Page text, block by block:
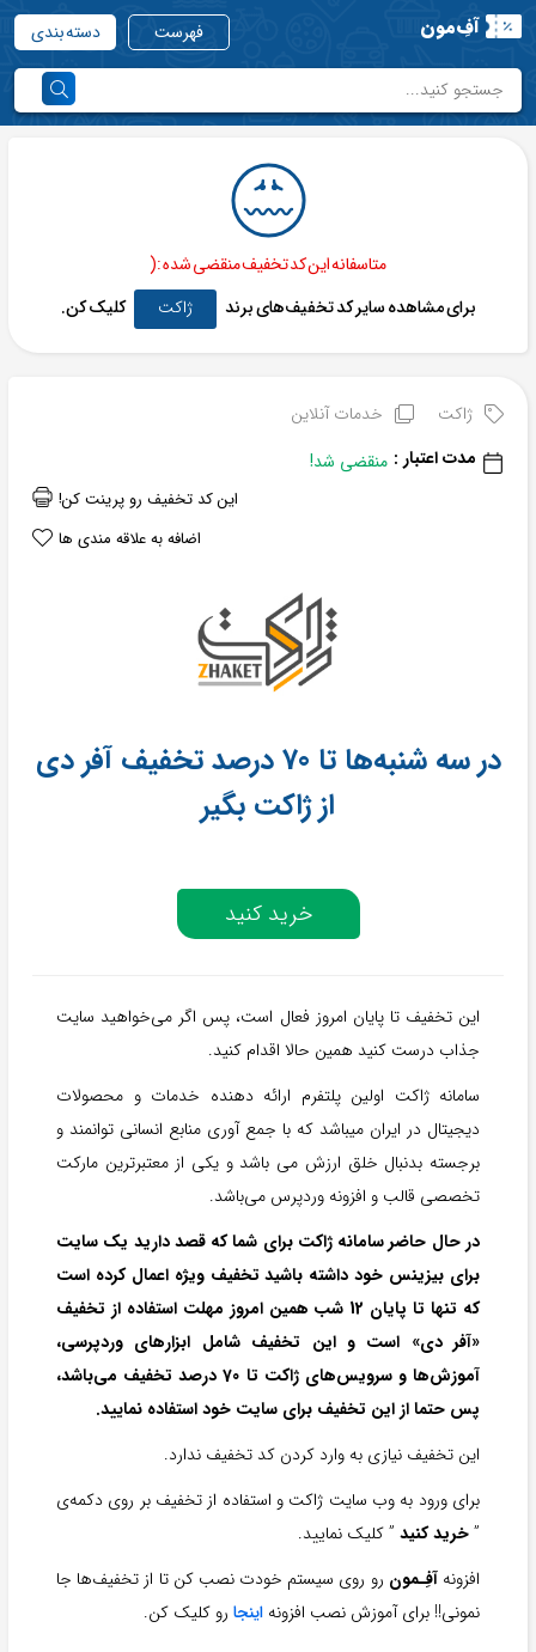
آفِ‌مون فهرست دسته بندی
متاسفانه این کد تخفیف منقضی شده :(
برای مشاهده سایر کد تخفیف‌های برند
ژاکت کلیک کن.
ژاکت
خدمات آنلاین
مدت اعتبار : منقضی شد!
این کد تخفیف رو پرینت کن!
اضافه به علاقه مندی ها
در سه شنبه‌ها تا 70 درصد تخفیف آفر دی
از ژاکت بگیر
خرید کنید
این تخفیف تا پایان امروز فعال است، پس اگر می‌خواهید سایت
جذاب درست کنید همین حالا اقدام کنید.
سامانه ژاکت اولین پلتفرم ارائه دهنده خدمات و محصولات
دیجیتال در ایران میباشد که با جمع آوری منابع انسانی توانمند و
برجسته بدنبال خلق ارزش می باشد و یکی از معتبرترین مارکت
تخصصی قالب و افزونه وردپرس می‌باشد.
در حال حاضر سامانه ژاکت برای شما که قصد دارید یک سایت
برای بیزینس خود داشته باشید تخفیف ویژه اعمال کرده است
که تنها تا پایان 12 شب همین امروز مهلت استفاده از تخفیف
«آفر دی» است و این تخفیف شامل ابزارهای وردپرسی،
آموزش‌ها و سرویس‌های ژاکت تا 70 درصد تخفیف می‌باشد،
پس حتما از این تخفیف برای سایت خود استفاده نمایید.
این تخفیف نیازی به وارد کردن کد تخفیف ندارد.
برای ورود به وب سایت ژاکت و استفاده از تخفیف بر روی دکمه‌ی
”خرید کنید ” کلیک نمایید.
افزونهآفِـمون رو روی سیستم خودت نصب کن تا از تخفیف‌ها جا
نمونی!! برای آموزش نصب افزونه اینجا رو کلیک کن.